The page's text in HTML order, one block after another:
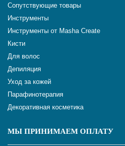
Сопутствующие товары
Инструменты
Инструменты от Masha Create
Кисти
Для волос
Депиляция
Уход за кожей
Парафинотерапия
Декоративная косметика
МЫ ПРИНИМАЕМ ОПЛАТУ